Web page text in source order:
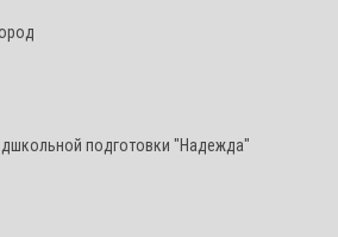
подготовки "Надежда"